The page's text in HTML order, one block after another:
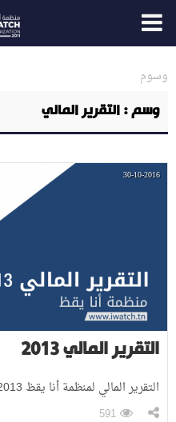
وسوم
وسم : التقرير المالي
30-10-2016
التقرير المالي 2013
التقرير المالي لمنظمة أنا يقظ 2013
591